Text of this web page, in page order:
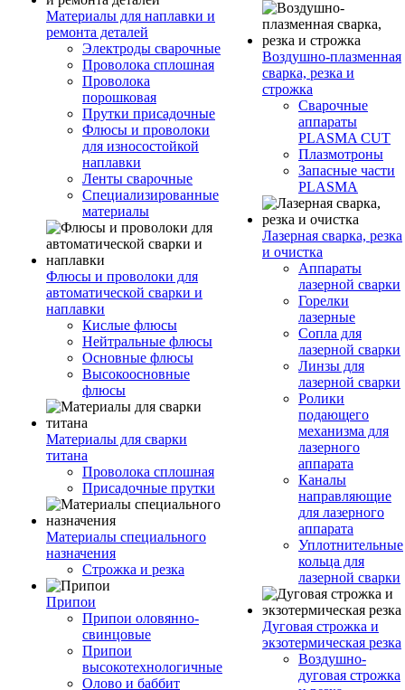
Материалы для наплавки и
ремонта деталей
Электроды сварочные
Проволока сплошная
Проволока
порошковая
Прутки присадочные
Флюсы и проволоки
для износостойкой
наплавки
Ленты сварочные
Специализированные
материалы
Флюсы и проволоки для
автоматической сварки и
наплавки
Кислые флюсы
Нейтральные флюсы
Основные флюсы
Высокоосновные
флюсы
Материалы для сварки
титана
Проволока сплошная
Присадочные прутки
Материалы специального
назначения
Строжка и резка
Припои
Припои оловянно-
свинцовые
Припои
высокотехнологичные
Олово и баббит
Воздушно-плазменная
сварка, резка и
строжка
Сварочные
аппараты
PLASMA CUT
Плазмотроны
Запасные части
PLASMA
Лазерная сварка, резка
и очистка
Аппараты
лазерной сварки
Горелки
лазерные
Сопла для
лазерной сварки
Линзы для
лазерной сварки
Ролики
подающего
механизма для
лазерного
аппарата
Каналы
направляющие
для лазерного
аппарата
Уплотнительные
кольца для
лазерной сварки
Дуговая строжка и
экзотермическая резка
Воздушно-
дуговая строжка